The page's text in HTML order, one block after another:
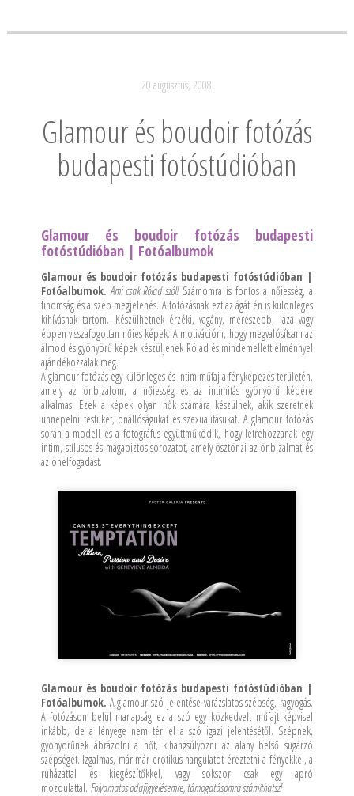
20 augusztus, 2008
Glamour és boudoir fotózás
budapesti fotóstúdióban
Glamour és boudoir fotózás budapesti
fotóstúdióban | Fotóalbumok
Glamour és boudoir fotózás budapesti fotóstúdióban |
Fotóalbumok. Ami csak Rólad szól!Számomra is fontos a nőiesség, a
finomság és a szép megjelenés. A fotózásnak ezt az ágát én is különleges
kihívásnak tartom. Készülhetnek érzéki, vagány, merészebb, laza vagy
éppen visszafogottan nőies képek. A motivációm, hogy megvalósítsam az
álmod és gyönyörű képek készüljenek Rólad és mindemellett élménnyel
ajándékozzalak meg.
A glamour fotózás egy különleges és intim műfaj a fényképezés területén,
amely az önbizalom, a nőiesség és az intimitás gyönyörű képére
alkalmas. Ezek a képek olyan nők számára készülnek, akik szeretnék
ünnepelni testüket, önállóságukat és szexualitásukat. A glamour fotózás
során a modell és a fotográfus együttműködik, hogy létrehozzanak egy
intim, stílusos és magabiztos sorozatot, amely ösztönzi az önbizalmat és
az önelfogadást.
Glamour és boudoir fotózás budapesti fotóstúdióban |
Fotóalbumok. A glamour szó jelentése varázslatos szépség, ragyogás.
A fotózáson belül manapság ez a szó egy közkedvelt műfajt képvisel
inkább, de a lényege nem tér el a szó igazi jelentésétől. Szépnek,
gyönyörűnek ábrázolni a nőt, kihangsúlyozni az alany belső sugárzó
szépségét. Izgalmas, már már erotikus hangulatot éreztetni a fényekkel, a
ruházattal és kiegészítőkkel, vagy sokszor csak egy apró
mozdulattal. Folyamatos odafigyelésemre, támogatásomra számíthatsz!